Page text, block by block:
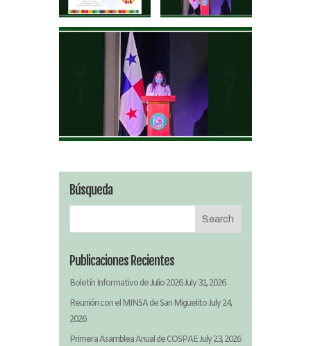
Búsqueda
Publicaciones Recientes
Boletín Informativo de Julio 2026July 31, 2026
Reunión con el MINSA de San MiguelitoJuly 24,
2026
Primera Asamblea Anual de COSPAEJuly 23, 2026